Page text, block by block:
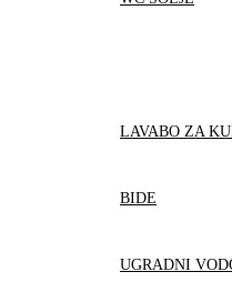
LAVABO ZA
BIDE
UGRADNI